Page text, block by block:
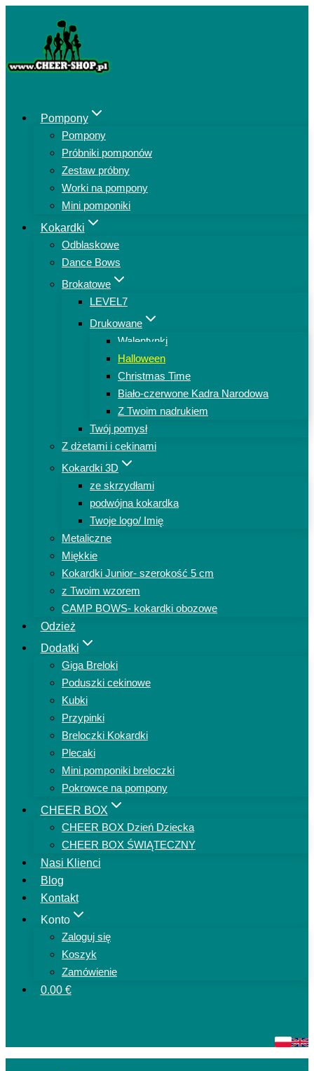
Pompony
Pompony
Próbniki pomponów
Zestaw próbny
Worki na pompony
Mini pomponiki
Kokardki
Odblaskowe
Dance Bows
Brokatowe
LEVEL7
Drukowane
Walentynki
Halloween
Christmas Time
Biało-czerwone Kadra Narodowa
Z Twoim nadrukiem
Twój pomysł
Z dżetami i cekinami
Kokardki 3D
ze skrzydłami
podwójna kokardka
Twoje logo/ Imię
Metaliczne
Miękkie
Kokardki Junior- szerokość 5 cm
z Twoim wzorem
CAMP BOWS- kokardki obozowe
Odzież
Dodatki
Giga Breloki
Poduszki cekinowe
Kubki
Przypinki
Breloczki Kokardki
Plecaki
Mini pomponiki breloczki
Pokrowce na pompony
CHEER BOX
CHEER BOX Dzień Dziecka
CHEER BOX ŚWIĄTECZNY
Nasi Klienci
Blog
Kontakt
Konto
Zaloguj się
Koszyk
Zamówienie
0.00 €